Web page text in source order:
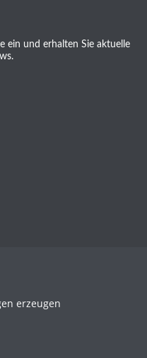
ein und erhalten Sie aktuelle
erzeugen